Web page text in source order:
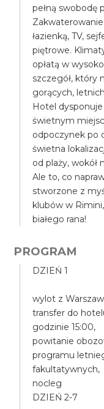
pełną swobodę
łazienką, TV,
piętrowe.
opłatą w
szczegół, który
gorących,
Hotel
świetnym
odpoczynek po
świetna
od plaży, wokół
Ale to, co
stworzone z
klubów w
białego rana!
PROGRAM
DZIEŃ 1
wylot z
transfer do
godzinie 15:00,
powitanie
programu
fakultatywnych,
nocleg
DZIEŃ 2-7